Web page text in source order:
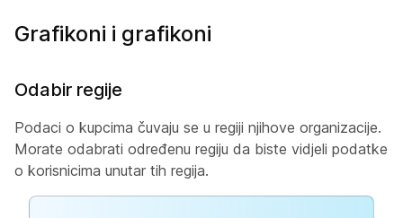
Grafikoni i grafikoni
Odabir regije
Podaci o kupcima čuvaju se u regiji njihove organizacije.
Morate odabrati određenu regiju da biste vidjeli podatke
o korisnicima unutar tih regija.